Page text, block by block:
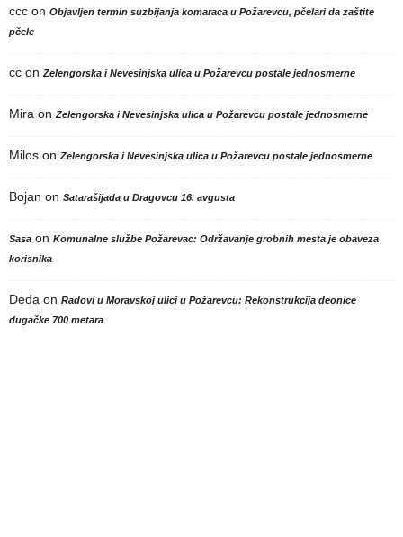
ccc on Objavljen termin suzbijanja komaraca u Požarevcu, pčelari da zaštite
pčele
cc on Zelengorska i Nevesinjska ulica u Požarevcu postale jednosmerne
Mira on Zelengorska i Nevesinjska ulica u Požarevcu postale jednosmerne
Milos on Zelengorska i Nevesinjska ulica u Požarevcu postale jednosmerne
Bojan on Satarašijada u Dragovcu 16. avgusta
Sasa on Komunalne službe Požarevac: Održavanje grobnih mesta je obaveza
korisnika
Deda on Radovi u Moravskoj ulici u Požarevcu: Rekonstrukcija deonice
dugačke 700 metara